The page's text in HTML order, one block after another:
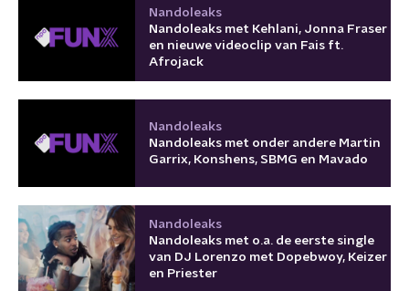
Nandoleaks
Nandoleaks met Kehlani, Jonna Fraser
en nieuwe videoclip van Fais ft.
Afrojack
Nandoleaks
Nandoleaks met onder andere Martin
Garrix, Konshens, SBMG en Mavado
Nandoleaks
Nandoleaks met o.a. de eerste single
van DJ Lorenzo met Dopebwoy, Keizer
en Priester